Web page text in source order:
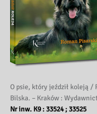
O psie, który jeździł koleją /
Bilska. – Kraków :
Nr inw. K9 : 33524 ; 33525